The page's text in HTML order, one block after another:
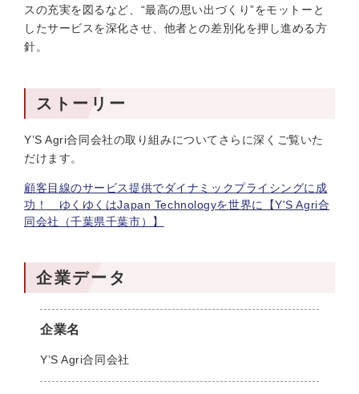
スの充実を図るなど、“最高の思い出づくり”をモットーと
したサービスを深化させ、他者との差別化を押し進める方
針。
ストーリー
Y’S Agri合同会社の取り組みについてさらに深くご覧いた
だけます。
顧客目線のサービス提供でダイナミックプライシングに成
功！ ゆくゆくはJapan Technologyを世界に【Y'S Agri合
同会社（千葉県千葉市）】
企業データ
企業名
Y’S Agri合同会社